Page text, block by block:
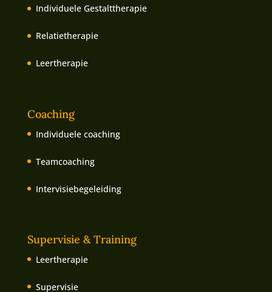
Individuele Gestalttherapie
Relatietherapie
Leertherapie
Coaching
Individuele coaching
Teamcoaching
Intervisiebegeleiding
Supervisie & Training
Leertherapie
Supervisie